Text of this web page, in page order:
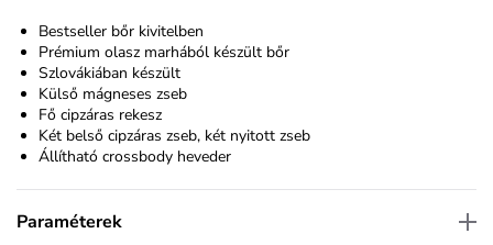
Bestseller bőr kivitelben
Prémium olasz marhából készült bőr
Szlovákiában készült
Külső mágneses zseb
Fő cipzáras rekesz
Két belső cipzáras zseb, két nyitott zseb
Állítható crossbody heveder
Paraméterek